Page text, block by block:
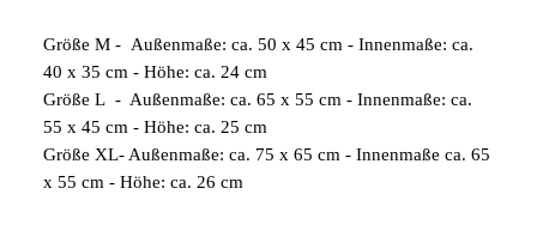
Größe M - Außenmaße: ca. 50 x 45 cm - Innenmaße: ca.
40 x 35 cm - Höhe: ca. 24 cm
Größe L - Außenmaße: ca. 65 x 55 cm - Innenmaße: ca.
55 x 45 cm - Höhe: ca. 25 cm
Größe XL- Außenmaße: ca. 75 x 65 cm - Innenmaße ca. 65
x 55 cm - Höhe: ca. 26 cm